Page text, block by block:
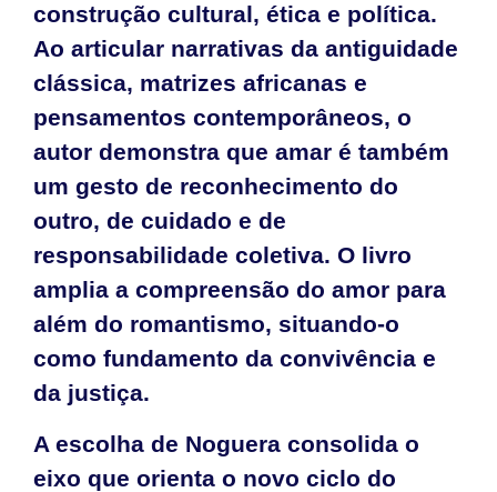
construção cultural, ética e política.
Ao articular narrativas da antiguidade
clássica, matrizes africanas e
pensamentos contemporâneos, o
autor demonstra que amar é também
um gesto de reconhecimento do
outro, de cuidado e de
responsabilidade coletiva. O livro
amplia a compreensão do amor para
além do romantismo, situando-o
como fundamento da convivência e
da justiça.
A escolha de Noguera consolida o
eixo que orienta o novo ciclo do